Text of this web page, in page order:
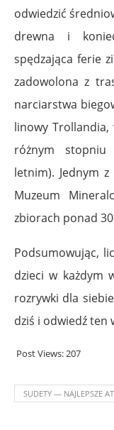
odwiedzić
drewna i
spędzająca ferie
zadowolona z
narciarstwa
linowy
różnym
letnim). Jednym
Muzeum
zbiorach ponad
Podsumowując,
dzieci w każdym
rozrywki dla
dziś i odwiedź ten
Post Views:207
SUDETY — NAJLEPSZE